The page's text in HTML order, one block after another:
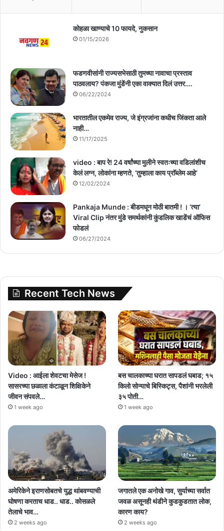
कोहळा खाण्याचे 10 फायदे, नुकसान
01/15/2026
फडणवीसांनी राज्यसभेसाठी तुमच्या नावाचा प्रस्ताव
पाठवलाय? पंकजा मुंडेंनी एका वाक्यात दिलं उत्तर….
06/22/2024
भारतातील एकमेव राज्य, जे इंग्रजांना कधीच जिंकता आले
नाही…
11/17/2025
video : बाप रे! 24 वर्षांच्या मुलीने स्वतःच्या वडिलांशीच
केलं लग्न, लोकांना म्हणते, ‘तुम्हाला काय प्राॅब्लेम आहे’
12/02/2024
Pankaja Munde : बीडमधून मोठी बातमी ! । ‘त्या’
Viral Clip नंतर मुंडे समर्थकांनी कुंडलिक खाडेंचं ऑफिस
फोडलं
06/27/2024
Recent Tech News
Video : आईला शेवटचा मेसेज !
सासरच्या छळाला कंटाळून शिक्षिकेने
जीवन संपवले…
1 week ago
बस चालकाच्या घरात सापडलं घबाड; १५
किलो सोन्याचे बिस्किट्स, पैशांनी भरलेली
३५ पोती…
1 week ago
अमेरिकेने इराणसोबतचे युद्ध थांबवण्याची
घोषणा करताच धाड.. धाड.. कोसळले
तेलाचे भाव…
2 weeks ago
जगातले एक अनोखे गाव, सुर्याच्या सर्वात
जवळ असूनही थंडीने कुडकुडतात लोक,
कारण काय?
2 weeks ago